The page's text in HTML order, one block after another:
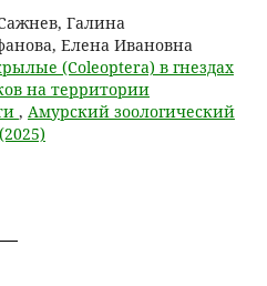
Галина
Елена Ивановна
(Coleoptera) в гнездах
на территории
, Амурский зоологический